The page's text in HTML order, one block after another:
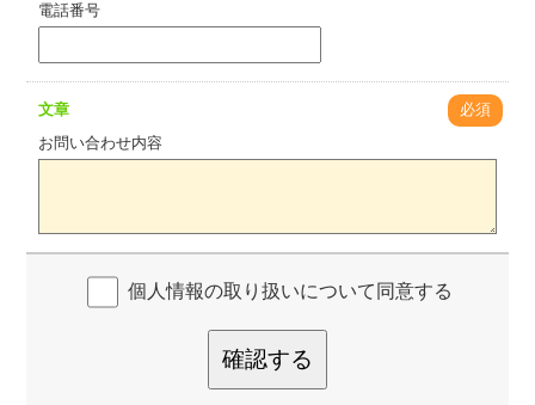
電話番号
文章
必須
お問い合わせ内容
個人情報の取り扱いについて同意する
確認する